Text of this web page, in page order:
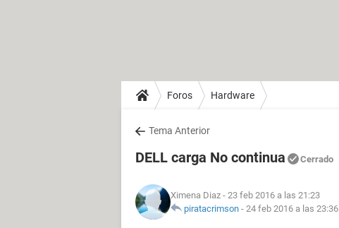
Foros Hardware
Tema Anterior
DELL carga No continua Cerrado
Ximena Diaz - 23 feb 2016 a las 21:23
piratacrimson - 24 feb 2016 a las 23:36